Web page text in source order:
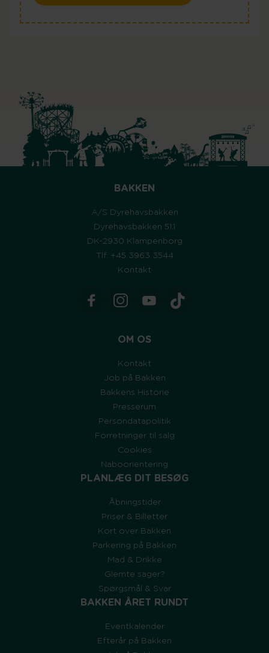
BAKKEN
A/S Dyrehavsbakken
Dyrehavsbakken 51.1
DK-2930 Klampenborg
Tlf. +45 3963 3544
Kontakt
OM OS
Kontakt
Job på Bakken
Bakkens Historie
Presserum
Persondatapolitik
Forretninger til salg
Cookies
Naboorientering
PLANLÆG DIT BESØG
Åbningstider
Priser & Billetter
Kort over Bakken
Parkering på Bakken
Mad & Drikke
Glemte sager?
Spørgsmål & Svar
BAKKEN ÅRET RUNDT
Eventkalender
Efterår på Bakken